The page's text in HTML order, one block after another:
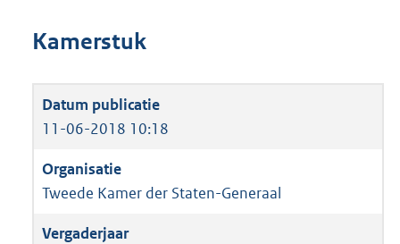
Kamerstuk
11-06-2018 10:18
Tweede Kamer der Staten-Generaal